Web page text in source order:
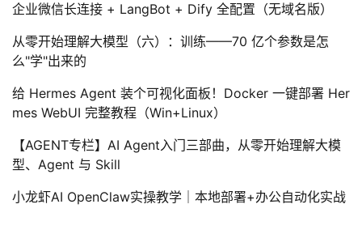
企业微信长连接 + LangBot + Dify 全配置（无域名版）
从零开始理解大模型（六）：训练——70 亿个参数是怎
么"学"出来的
给 Hermes Agent 装个可视化面板！Docker 一键部署 Her
mes WebUI 完整教程（Win+Linux）
【AGENT专栏】AI Agent入门三部曲，从零开始理解大模
型、Agent 与 Skill
小龙虾AI OpenClaw实操教学｜本地部署+办公自动化实战